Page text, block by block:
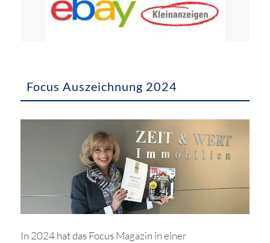
Focus Auszeichnung 2024
In 2024 hat das Focus Magazin in einer